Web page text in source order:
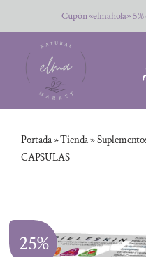
al
contenido
Cupón «elmahola»
Portada»Tienda»
CAPSULAS
25%